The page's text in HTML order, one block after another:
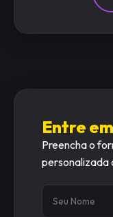
Entre
Preencha o
personalizada